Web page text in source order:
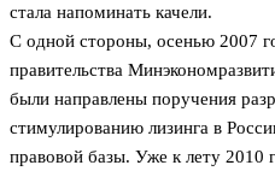
стала напоминать качели.
С одной стороны, осенью 2007
правительства
были направлены поручения
стимулированию лизинга в
правовой базы. Уже к лету 2010